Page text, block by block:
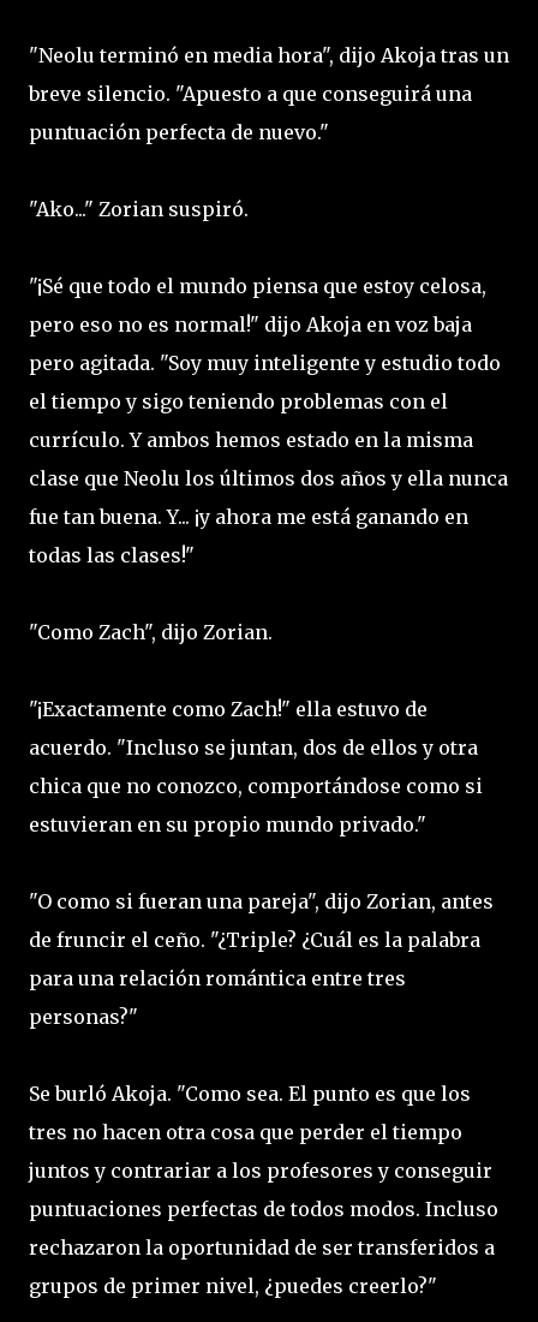
"Neolu terminó en media hora", dijo Akoja tras un
breve silencio. "Apuesto a que conseguirá una
puntuación perfecta de nuevo."
"Ako..." Zorian suspiró.
"¡Sé que todo el mundo piensa que estoy celosa,
pero eso no es normal!" dijo Akoja en voz baja
pero agitada. "Soy muy inteligente y estudio todo
el tiempo y sigo teniendo problemas con el
currículo. Y ambos hemos estado en la misma
clase que Neolu los últimos dos años y ella nunca
fue tan buena. Y... ¡y ahora me está ganando en
todas las clases!"
"Como Zach", dijo Zorian.
"¡Exactamente como Zach!" ella estuvo de
acuerdo. "Incluso se juntan, dos de ellos y otra
chica que no conozco, comportándose como si
estuvieran en su propio mundo privado."
"O como si fueran una pareja", dijo Zorian, antes
de fruncir el ceño. "¿Triple? ¿Cuál es la palabra
para una relación romántica entre tres
personas?"
Se burló Akoja. "Como sea. El punto es que los
tres no hacen otra cosa que perder el tiempo
juntos y contrariar a los profesores y conseguir
puntuaciones perfectas de todos modos. Incluso
rechazaron la oportunidad de ser transferidos a
grupos de primer nivel, ¿puedes creerlo?"